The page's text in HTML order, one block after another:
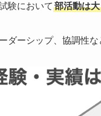
験において 部活動は
ダーシップ、協調性